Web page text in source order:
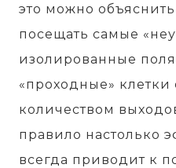
это можно
посещать самые
изолированные
«проходные»
количеством
правило настолько
всегда приводит к